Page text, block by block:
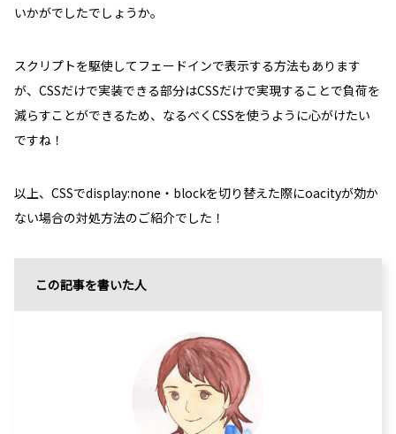
いかがでしたでしょうか。
スクリプトを駆使してフェードインで表示する方法もあります
が、CSSだけで実装できる部分はCSSだけで実現することで負荷を
減らすことができるため、なるべくCSSを使うように心がけたい
ですね！
以上、CSSでdisplay:none・blockを切り替えた際にoacityが効か
ない場合の対処方法のご紹介でした！
この記事を書いた人